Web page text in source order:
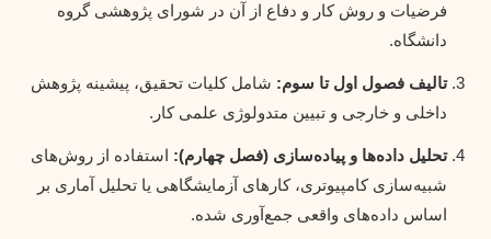
فرضیات و روش کار و دفاع از آن در شورای پژوهشی گروه
دانشگاه.
تالیف فصول اول تا سوم: شامل کلیات تحقیق، پیشینه پژوهش
داخلی و خارجی و تبیین متدولوژی علمی کار.
تحلیل داده‌ها و پیاده‌سازی (فصل چهارم): استفاده از روش‌های
شبیه‌سازی کامپیوتری، کارهای آزمایشگاهی یا تحلیل آماری بر
اساس داده‌های واقعی جمع‌آوری شده.